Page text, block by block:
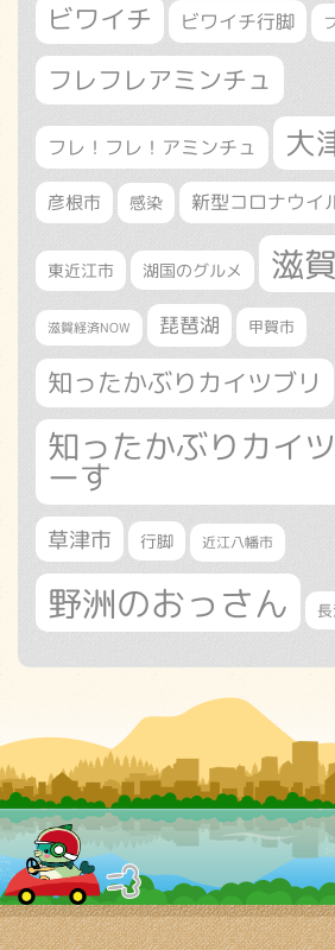
ビワイチ ビワイチ行脚
フレフレアミンチュ
フレ！フレ！アミンチュ 大
彦根市 感染 新型コロナウイ
東近江市 湖国のグルメ 滋賀
滋賀経済NOW 琵琶湖 甲賀市
知ったかぶりカイツブリ
知ったかぶりカイ
ーす
草津市 行脚 近江八幡市
野洲のおっさん